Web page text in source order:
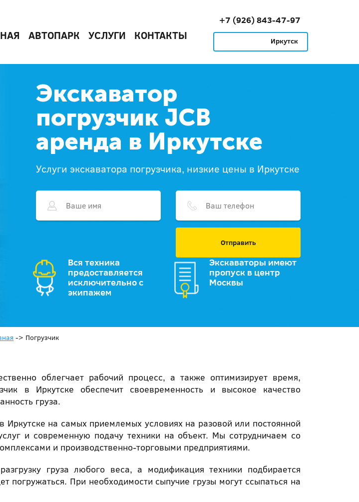
АВТОПАРК УСЛУГИ КОНТАКТЫ
+7 (926) 843-47-97
Иркутск
Экскаватор
погрузчик JCB
аренда в Иркутске
Услуги экскаватора погрузчика, низкие цены в Иркутске
Отправить
Вся техника
предоставляется
исключительно с
экипажем
Экскаваторы имеют
пропуск в центр
Москвы
-> Погрузчик
облегчает рабочий процесс, а также оптимизирует время,
в Иркутске обеспечит своевременность и высокое качество
груза.
Иркутске на самых приемлемых условиях на разовой или постоянной
и современную подачу техники на объект. Мы сотрудничаем со
и производственно-торговыми предприятиями.
груза любого веса, а модификация техники подбирается
погружаться. При необходимости сыпучие грузы могут ссыпаться на